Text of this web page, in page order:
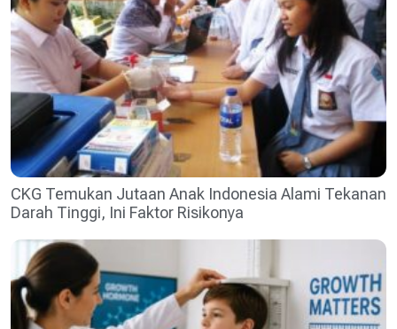
CKG Temukan Jutaan Anak Indonesia Alami Tekanan
Darah Tinggi, Ini Faktor Risikonya